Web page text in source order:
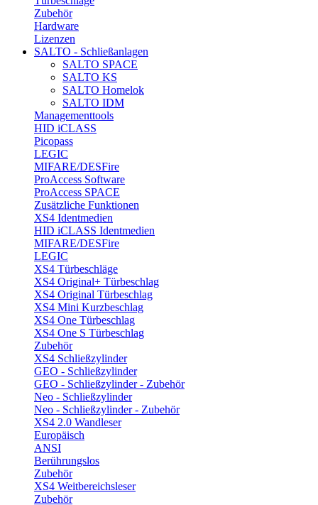
Zubehör
Hardware
Lizenzen
SALTO - Schließanlagen
SALTO SPACE
SALTO KS
SALTO Homelok
SALTO IDM
Managementtools
HID iCLASS
Picopass
LEGIC
MIFARE/DESFire
ProAccess Software
ProAccess SPACE
Zusätzliche Funktionen
XS4 Identmedien
HID iCLASS Identmedien
MIFARE/DESFire
LEGIC
XS4 Türbeschläge
XS4 Original+ Türbeschlag
XS4 Original Türbeschlag
XS4 Mini Kurzbeschlag
XS4 One Türbeschlag
XS4 One S Türbeschlag
Zubehör
XS4 Schließzylinder
GEO - Schließzylinder
GEO - Schließzylinder - Zubehör
Neo - Schließzylinder
Neo - Schließzylinder - Zubehör
XS4 2.0 Wandleser
Europäisch
ANSI
Berührungslos
Zubehör
XS4 Weitbereichsleser
Zubehör